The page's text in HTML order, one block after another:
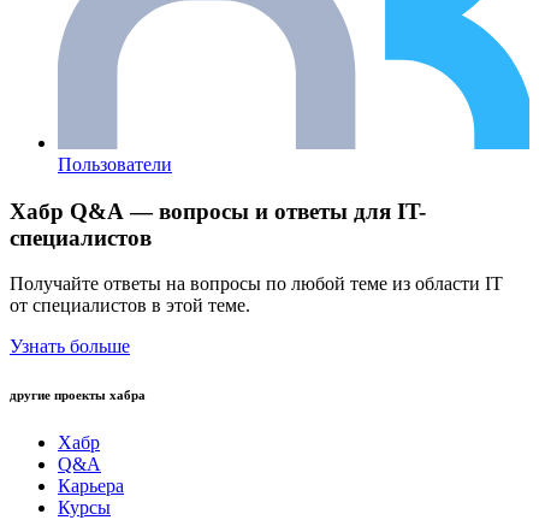
Пользователи
Хабр Q&A — вопросы и ответы для IT-
специалистов
Получайте ответы на вопросы по любой теме из области IT
от специалистов в этой теме.
Узнать больше
другие проекты хабра
Хабр
Q&A
Карьера
Курсы